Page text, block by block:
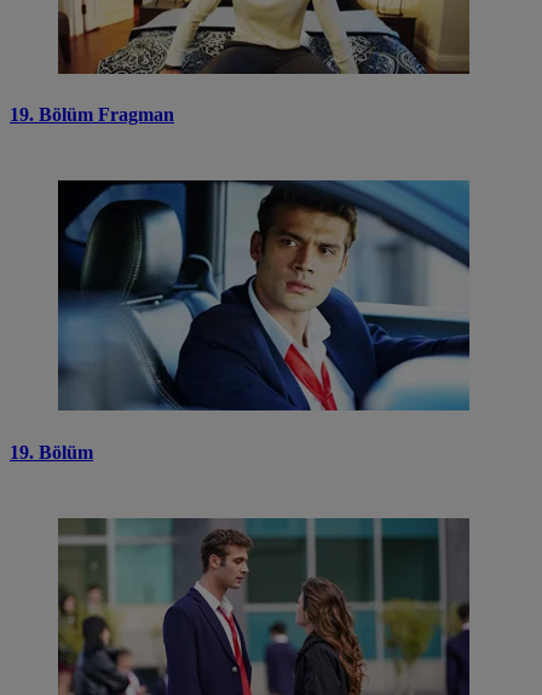
19. Bölüm Fragman
19. Bölüm